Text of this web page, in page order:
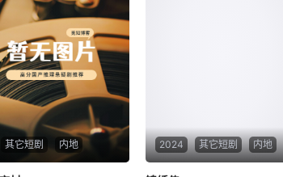
其它短剧 内地 2024 其它短剧 内地